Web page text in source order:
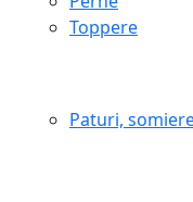
Toppere
Paturi,